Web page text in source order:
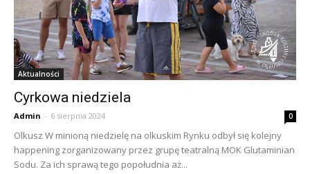
Aktualności
Cyrkowa niedziela
Admin - 6 sierpnia 2024 0
Olkusz W minioną niedzielę na olkuskim Rynku odbył się kolejny
happening zorganizowany przez grupę teatralną MOK Glutaminian
Sodu. Za ich sprawą tego popołudnia aż...